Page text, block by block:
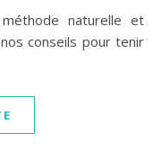
conseils pour tenir